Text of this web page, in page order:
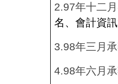
2.97年十二
名、會計資
3.98年三月
4.98年六月